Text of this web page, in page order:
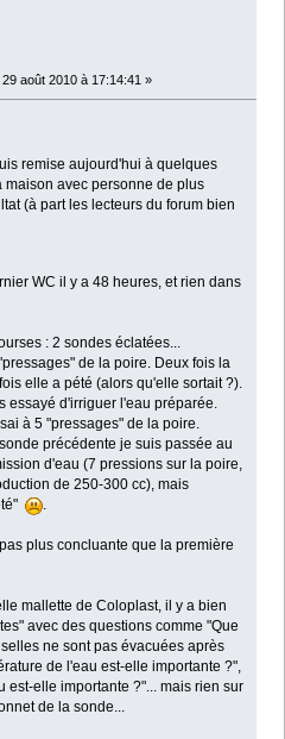
29 août 2010 à 17:14:41 »
remise aujourd'hui à quelques
avec personne de plus
(à part les lecteurs du forum bien
WC il y a 48 heures, et rien dans
: 2 sondes éclatées...
de la poire. Deux fois la
elle a pété (alors qu'elle sortait ?).
essayé d'irriguer l'eau préparée.
à 5 "pressages" de la poire.
précédente je suis passée au
d'eau (7 pressions sur la poire,
de 250-300 cc), mais
.
plus concluante que la première
mallette de Coloplast, il y a bien
avec des questions comme "Que
ne sont pas évacuées après
de l'eau est-elle importante ?",
est-elle importante ?"... mais rien sur
de la sonde...